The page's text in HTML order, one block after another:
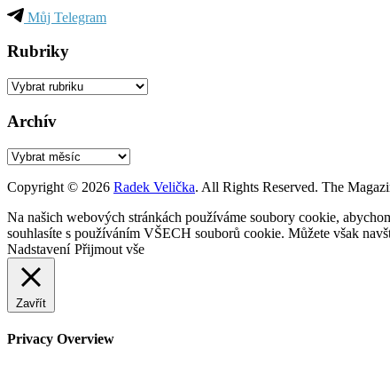
Můj Telegram
Rubriky
Rubriky
Archív
Archív
Copyright © 2026 Radek Velička. All Rights Reserved. The
Na našich webových stránkách používáme soubory cookie,
souhlasíte s používáním VŠECH souborů cookie. Můžete však
Nadstavení Přijmout vše
Zavřít
Privacy Overview